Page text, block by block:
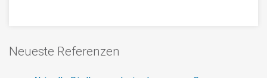
Neueste Referenzen